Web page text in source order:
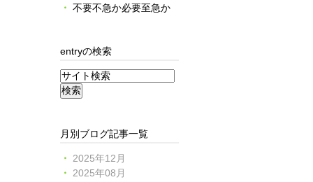
不要不急か必要至急か
entryの検索
月別ブログ記事一覧
2025年12月
2025年08月